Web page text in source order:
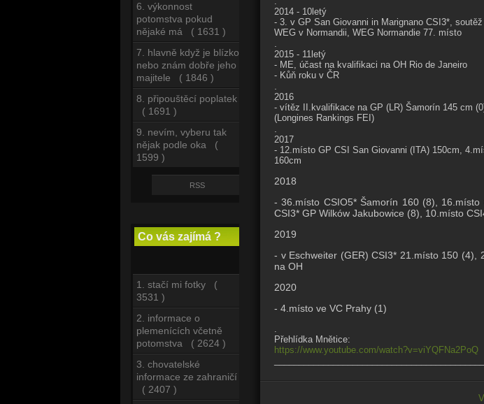
6. výkonnost
potomstva pokud
nějaké má ( 1631 )
7. hlavně když je blízko
nebo znám dobře jeho
majitele ( 1846 )
8. připouštěcí poplatek
( 1691 )
9. nevím, vyberu tak
nějak podle oka (
1599 )
RSS
Co vás zajímá ?
1. stačí mi fotky (
3531 )
2. informace o
plemenících včetně
potomstva ( 2624 )
3. chovatelské
informace ze zahraničí
( 2407 )
2014 - 10letý
- 3. v GP San Giovanni in Marignano CSI3*,
WEG v Normandii, WEG Normandie 77. místo
2015 - 11letý
- ME, účast na kvalifikaci na OH Rio de Janeiro
- Kůň roku v ČR
2016
- vítěz II.kvalifikace na GP (LR) Šamorín 145 cm
(Longines Rankings FEI)
2017
- 12.místo GP CSI San Giovanni (ITA) 150cm,
160cm
2018
- 36.místo CSIO5* Šamorín 160 (8),
CSI3* GP Wilków Jakubowice (8), 10.místo
2019
- v Eschweiter (GER) CSI3* 21.místo 150 (4),
na OH
2020
- 4.místo ve VC Prahy (1)
Přehlídka Mnětice:
https://www.youtube.com/watch?v=viYQFNa2PoQ